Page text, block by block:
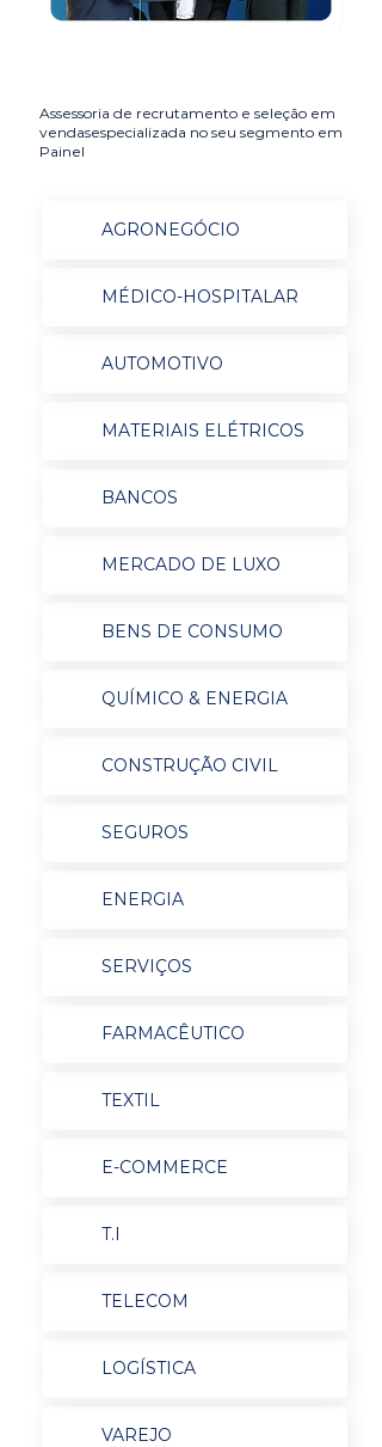
Assessoria de recrutamento e seleção em
vendasespecializada no seu segmento em
Painel
AGRONEGÓCIO
MÉDICO-HOSPITALAR
AUTOMOTIVO
MATERIAIS ELÉTRICOS
BANCOS
MERCADO DE LUXO
BENS DE CONSUMO
QUÍMICO & ENERGIA
CONSTRUÇÃO CIVIL
SEGUROS
ENERGIA
SERVIÇOS
FARMACÊUTICO
TEXTIL
E-COMMERCE
T.I
TELECOM
LOGÍSTICA
VAREJO